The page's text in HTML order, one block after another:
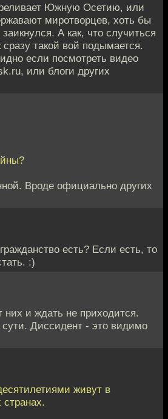
Южную Осетию, или
миротворцев, хоть бы
А как, что случиться
такой вой подымается.
если посмотреть видео
или блоги других
Вроде официально других
есть? Если есть, то
:)
них и ждать не приходится.
Диссидент - это видимо
живут в
странах.